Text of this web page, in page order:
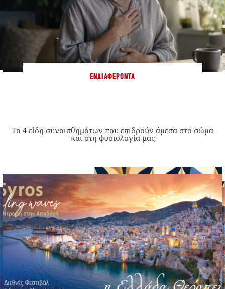
ΕΝΔΙΑΦΈΡΟΝΤΑ
Τα 4 είδη συναισθημάτων που επιδρούν άμεσα στο σώμα
και στη φυσιολογία μας